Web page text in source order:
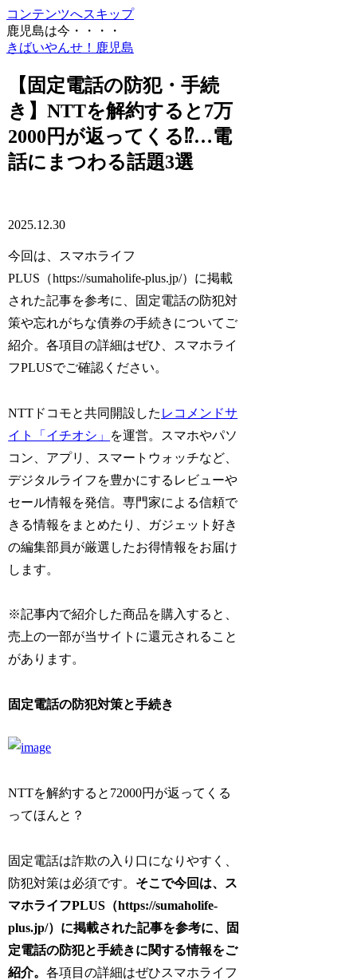
コンテンツへスキップ
鹿児島は今・・・・
きばいやんせ！鹿児島
【固定電話の防犯・手続
き】NTTを解約すると7万
2000円が返ってくる⁉…電
話にまつわる話題3選
2025.12.30
今回は、スマホライフ
PLUS（https://sumaholife-plus.jp/）に掲載
された記事を参考に、固定電話の防犯対
策や忘れがちな債券の手続きについてご
紹介。各項目の詳細はぜひ、スマホライ
フPLUSでご確認ください。
NTTドコモと共同開設した レコメンドサ
イト「イチオシ」
を運営。スマホやパソ
コン、アプリ、スマートウォッチなど、
デジタルライフを豊かにするレビューや
セール情報を発信。専門家による信頼で
きる情報をまとめたり、ガジェット好き
の編集部員が厳選したお得情報をお届け
します。
※記事内で紹介した商品を購入すると、
売上の一部が当サイトに還元されること
があります。
固定電話の防犯対策と手続き
NTTを解約すると72000円が返ってくる
ってほんと？
固定電話は詐欺の入り口になりやすく、
防犯対策は必須です。 そこで今回は、ス
マホライフPLUS（https://sumaholife-
plus.jp/）に掲載された記事を参考に、固
定電話の防犯と手続きに関する情報をご
紹介。各項目の詳細はぜひスマホライフ